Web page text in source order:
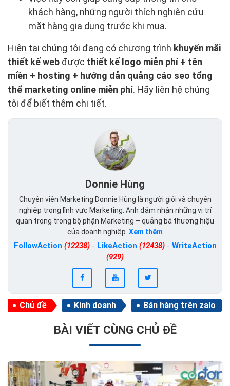
khách hàng, những người thích nghiên cứu
mặt hàng gia dụng trước khi mua.
Hiện tại chúng tôi đang có chương trình khuyến mãi
thiết kế web được thiết kế logo miễn phí + tên
miền + hosting + hướng dẫn quảng cáo seo tổng
thể marketing online miễn phí. Hãy liên hệ chúng
tôi để biết thêm chi tiết.
Donnie Hùng
Chuyên viên Marketing Donnie Hùng là người giỏi và chuyên
nghiệp trong lĩnh vực Marketing. Anh đảm nhận những vị trí
quan trọng trong bộ phận Marketing – quảng bá thương hiệu
của doanh nghiệp. Xem thêm
FollowAction (12238)- LikeAction (12438)- WriteAction
(929)
Chủ đề Kinh doanh Bán hàng trên zalo
BÀI VIẾT CÙNG CHỦ ĐỀ